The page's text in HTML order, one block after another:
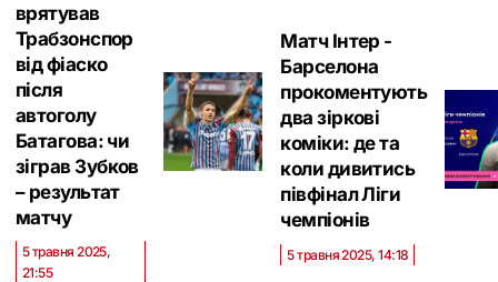
врятував
Трабзонспор
від фіаско
після
автоголу
Батагова: чи
зіграв Зубков
– результат
матчу
5 травня 2025,
21:55
Матч Інтер -
Барселона
прокоментують
два зіркові
коміки: де та
коли дивитись
півфінал Ліги
чемпіонів
5 травня 2025, 14:18